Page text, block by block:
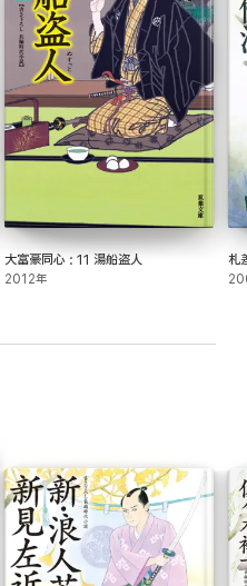
大富豪同心 : 11 湯船盗人
2012年
札